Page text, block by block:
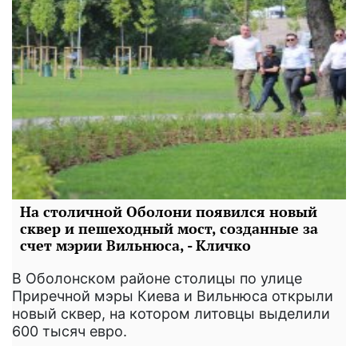
На столичной Оболони появился новый
сквер и пешеходный мост, созданные за
счет мэрии Вильнюса, - Кличко
В Оболонском районе столицы по улице
Приречной мэры Киева и Вильнюса открыли
новый сквер, на котором литовцы выделили
600 тысяч евро.